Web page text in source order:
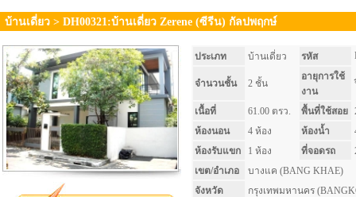
บ้านเดี่ยว > DH00321:บ้านเดี่ยว Zerene (ซีรีน) กัลปพฤกษ์
ประเภท บ้านเดี่ยว รหัส
จำนวนชั้น 2 ชั้น
อายุการใช้
งาน
เนื้อที่ 61.00 ตรว. พื้นที่ใช้สอย
ห้องนอน
4 ห้อง ห้องน้ำ
ห้องรับแขก
1 ห้อง ที่จอดรถ
เขต/อำเภอ
บางแค (BANG KHAE)
จังหวัด
กรุงเทพมหานคร